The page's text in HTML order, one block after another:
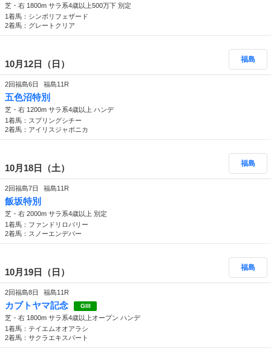
芝・右 1800m サラ系4歳以上500万下 別定
1着馬：シンボリフェザード
2着馬：グレートクリア
10月12日（日） 福島
2回福島6日 福島11R
五色沼特別
芝・右 1200m サラ系4歳以上 ハンデ
1着馬：スプリングシチー
2着馬：アイリスジャポニカ
10月18日（土） 福島
2回福島7日 福島11R
飯坂特別
芝・右 2000m サラ系4歳以上 別定
1着馬：ファンドリロバリー
2着馬：スノーエンデバー
10月19日（日） 福島
2回福島8日 福島11R
カブトヤマ記念 GIII
芝・右 1800m サラ系4歳以上オープン ハンデ
1着馬：テイエムオオアラシ
2着馬：サクラエキスパート